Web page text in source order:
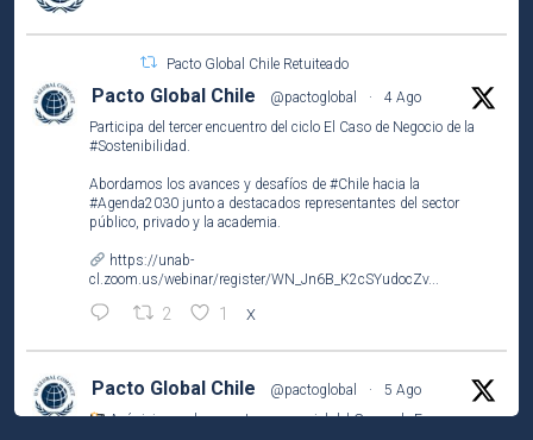
Pacto Global Chile Retuiteado
Pacto Global Chile @pactoglobal ·
4 Ago
Participa del tercer encuentro del ciclo El Caso de Negocio de la
#Sostenibilidad.
Abordamos los avances y desafíos de #Chile hacia la
#Agenda2030 junto a destacados representantes del sector
público, privado y la academia.
https://unab-
cl.zoom.us/webinar/register/WN_Jn6B_K2cSYudocZv...
2 1 X
Pacto Global Chile @pactoglobal ·
5 Ago
Así vivimos el encuentro presencial del Grupo de Empresas